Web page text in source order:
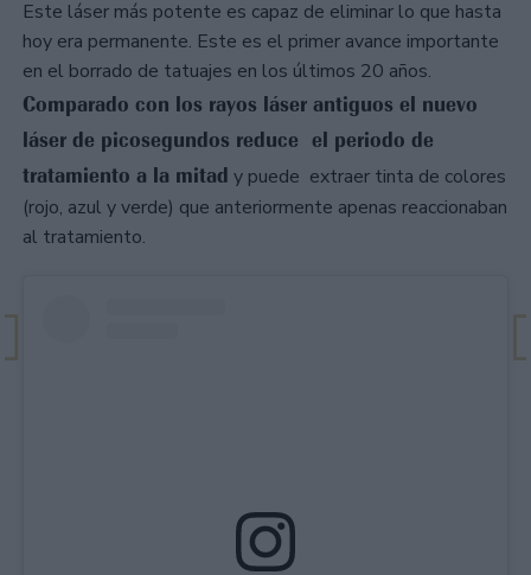
Este láser más potente es capaz de eliminar lo que hasta
hoy era permanente. Este es el primer avance importante
en el borrado de tatuajes en los últimos 20 años.
Comparado con los rayos láser antiguos el nuevo
láser de picosegundos reduce el periodo de
tratamiento a la mitad y puede extraer tinta de colores
(rojo, azul y verde) que anteriormente apenas reaccionaban
al tratamiento.